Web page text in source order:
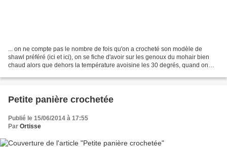
... on ne compte pas le nombre de fois qu'on a crocheté son modèle de
shawl préféré (ici et ici), on se fiche d'avoir sur les genoux du mohair bien
chaud alors que dehors la température avoisine les 30 degrés, quand on
Petite panière crochetée
Publié le 15/06/2014 à 17:55
Par Ortisse